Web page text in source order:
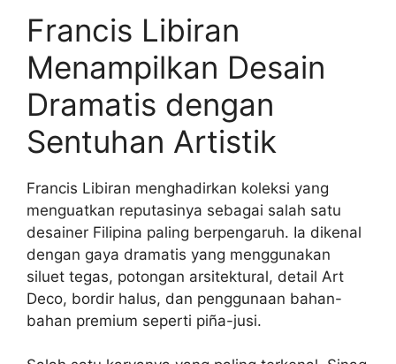
Francis Libiran
Menampilkan Desain
Dramatis dengan
Sentuhan Artistik
Francis Libiran menghadirkan koleksi yang
menguatkan reputasinya sebagai salah satu
desainer Filipina paling berpengaruh. Ia dikenal
dengan gaya dramatis yang menggunakan
siluet tegas, potongan arsitektural, detail Art
Deco, bordir halus, dan penggunaan bahan-
bahan premium seperti piña-jusi.